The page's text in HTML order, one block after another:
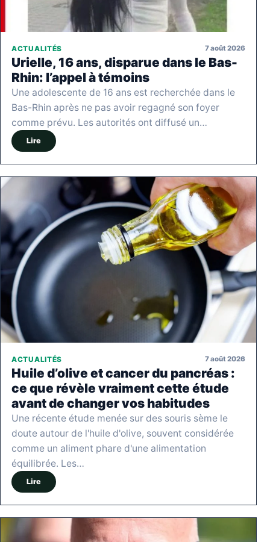
ACTUALITÉS 7 août 2026
Urielle, 16 ans, disparue dans le Bas-
Rhin: l’appel à témoins
Une adolescente de 16 ans est recherchée dans le
Bas-Rhin après ne pas avoir regagné son foyer
comme prévu. Les autorités ont diffusé un…
Lire
ACTUALITÉS 7 août 2026
Huile d’olive et cancer du pancréas :
ce que révèle vraiment cette étude
avant de changer vos habitudes
Une récente étude menée sur des souris sème le
doute autour de l'huile d'olive, souvent considérée
comme un aliment phare d'une alimentation
équilibrée. Les…
Lire